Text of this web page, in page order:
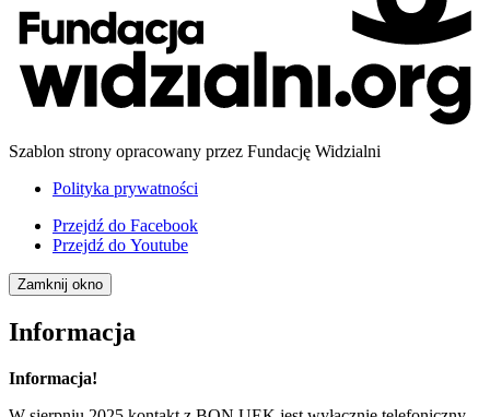
Szablon strony opracowany przez Fundację Widzialni
Polityka prywatności
Przejdź do Facebook
Przejdź do Youtube
Zamknij okno
Informacja
Informacja!